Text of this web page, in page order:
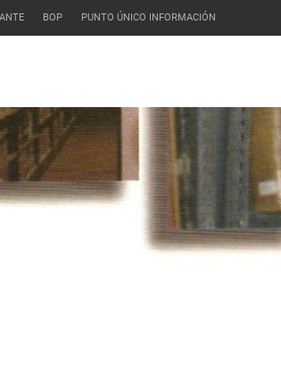
BOP PUNTO ÚNICO INFORMACIÓN